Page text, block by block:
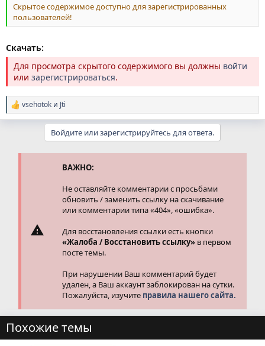
Скрытое содержимое доступно для зарегистрированных
пользователей!
Скачать:
Для просмотра скрытого содержимого вы должны войти
или зарегистрироваться.
Р
е
vsehotok и Jti
Войдите или зарегистрируйтесь для ответа.
ВАЖНО:
Не оставляйте комментарии с просьбами
обновить / заменить ссылку на скачивание
или комментарии типа «404», «ошибка».
Для восстановления ссылки есть кнопки
«Жалоба / Восстановить ссылку» в первом
посте темы.
При нарушении Ваш комментарий будет
удален, а Ваш аккаунт заблокирован на сутки.
Пожалуйста, изучите правила нашего сайта.
Похожие темы